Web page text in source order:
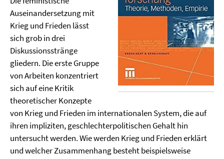
Auseinandersetzung mit
Krieg und Frieden lässt
sich grob in drei
Diskussionsstränge
gliedern. Die erste Gruppe
von Arbeiten konzentriert
sich auf eine Kritik
theoretischer Konzepte
von Krieg und Frieden im internationalen System, die auf
ihren impliziten, geschlechterpolitischen Gehalt hin
untersucht werden. Wie werden Krieg und Frieden erklärt
und welcher Zusammenhang besteht beispielsweise